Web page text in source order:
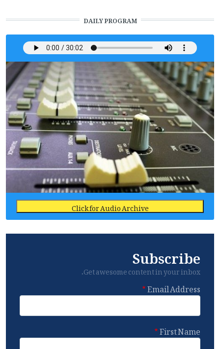
DAILY PROGRAM
Click for Audio Archive
Subscribe
Get awesome content in your inbox.
Email Address
First Name